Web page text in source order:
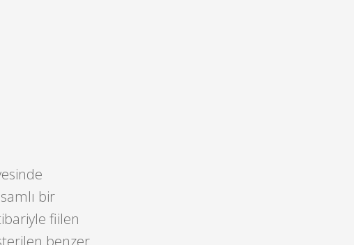
bir
fiilen
benzer